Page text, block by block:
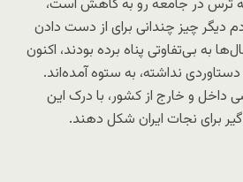
که ترس در جامعه رو به کاهش است،
دیگر چیز چندانی برای از دست دادن
به بی‌تفاوتی پناه برده بودند، اکنون
نداشته، به ستوه آمده‌اند.
داخل و خارج از کشور، با درک این
برای نجات ایران شکل دهند.